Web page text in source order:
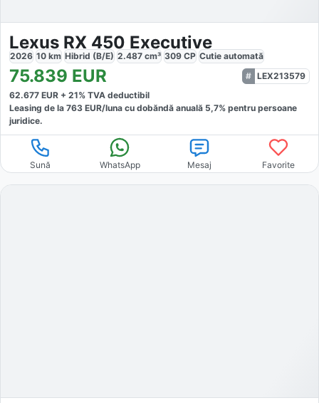
Lexus RX 450 Executive
2026 10 km Hibrid (B/E) 2.487 cm³ 309 CP Cutie automată
75.839 EUR
LEX213579
62.677 EUR + 21% TVA deductibil
Leasing de la 763 EUR/luna cu dobăndă anuală 5,7% pentru persoane
juridice.
Sună WhatsApp Mesaj Favorite